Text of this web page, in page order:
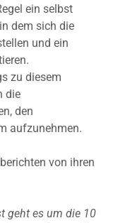
ein selbst
dem sich die
und ein
zu diesem
die
den
aufzunehmen.
von ihren
geht es um die 10